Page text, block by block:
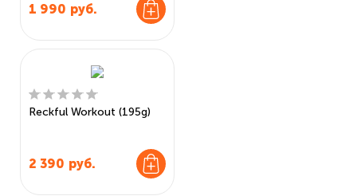
1 990 руб.
Reckful Workout (195g)
2 390 руб.